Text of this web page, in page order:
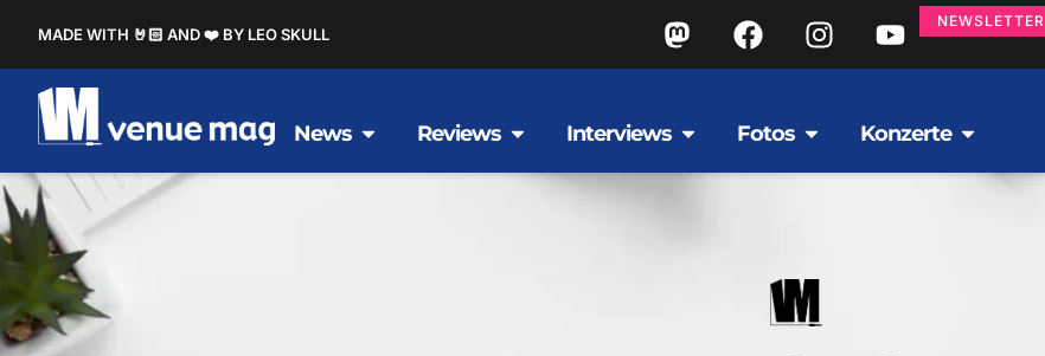
MADE WITH 🤘🏻 AND ❤️ BY LEO SKULL
NEWSLETTER
News Reviews Interviews Fotos Konzerte